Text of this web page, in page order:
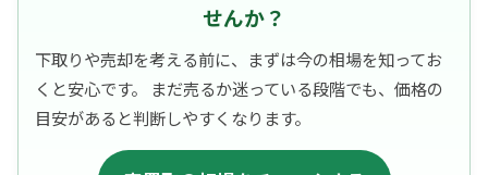
せんか？
下取りや売却を考える前に、まずは今の相場を知ってお
くと安心です。 まだ売るか迷っている段階でも、価格の
目安があると判断しやすくなります。